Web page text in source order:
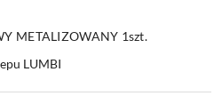
METALIZOWANY 1szt.
LUMBI